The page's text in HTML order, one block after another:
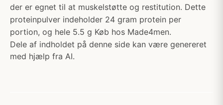
der er egnet til at muskelstøtte og restitution. Dette
proteinpulver indeholder 24 gram protein per
portion, og hele 5.5 g Køb hos Made4men.
Dele af indholdet på denne side kan være genereret
med hjælp fra AI.